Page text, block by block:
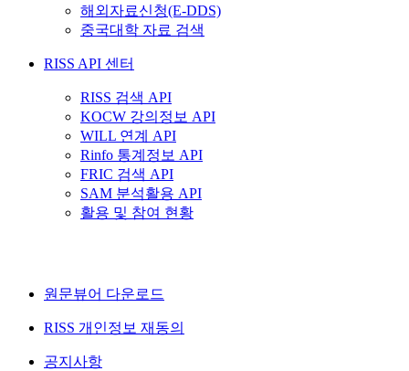
해외자료신청(E-DDS)
중국대학 자료 검색
RISS API 센터
RISS 검색 API
KOCW 강의정보 API
WILL 연계 API
Rinfo 통계정보 API
FRIC 검색 API
SAM 분석활용 API
활용 및 참여 현황
원문뷰어 다운로드
RISS 개인정보 재동의
공지사항